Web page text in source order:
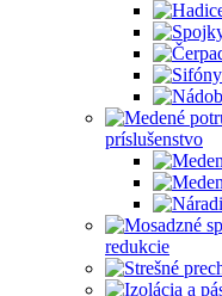
príslušenstvo
redukcie